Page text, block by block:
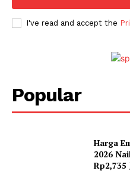
I've read and accept the
Popular
Harga
2026
Rp2,735